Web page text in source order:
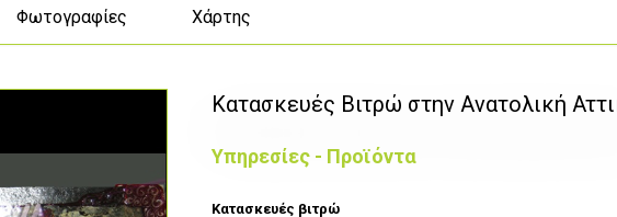
Φωτογραφίες Χάρτης
Κατασκευές Βιτρώ στην Ανατολική
Υπηρεσίες - Προϊόντα
Κατασκευές βιτρώ